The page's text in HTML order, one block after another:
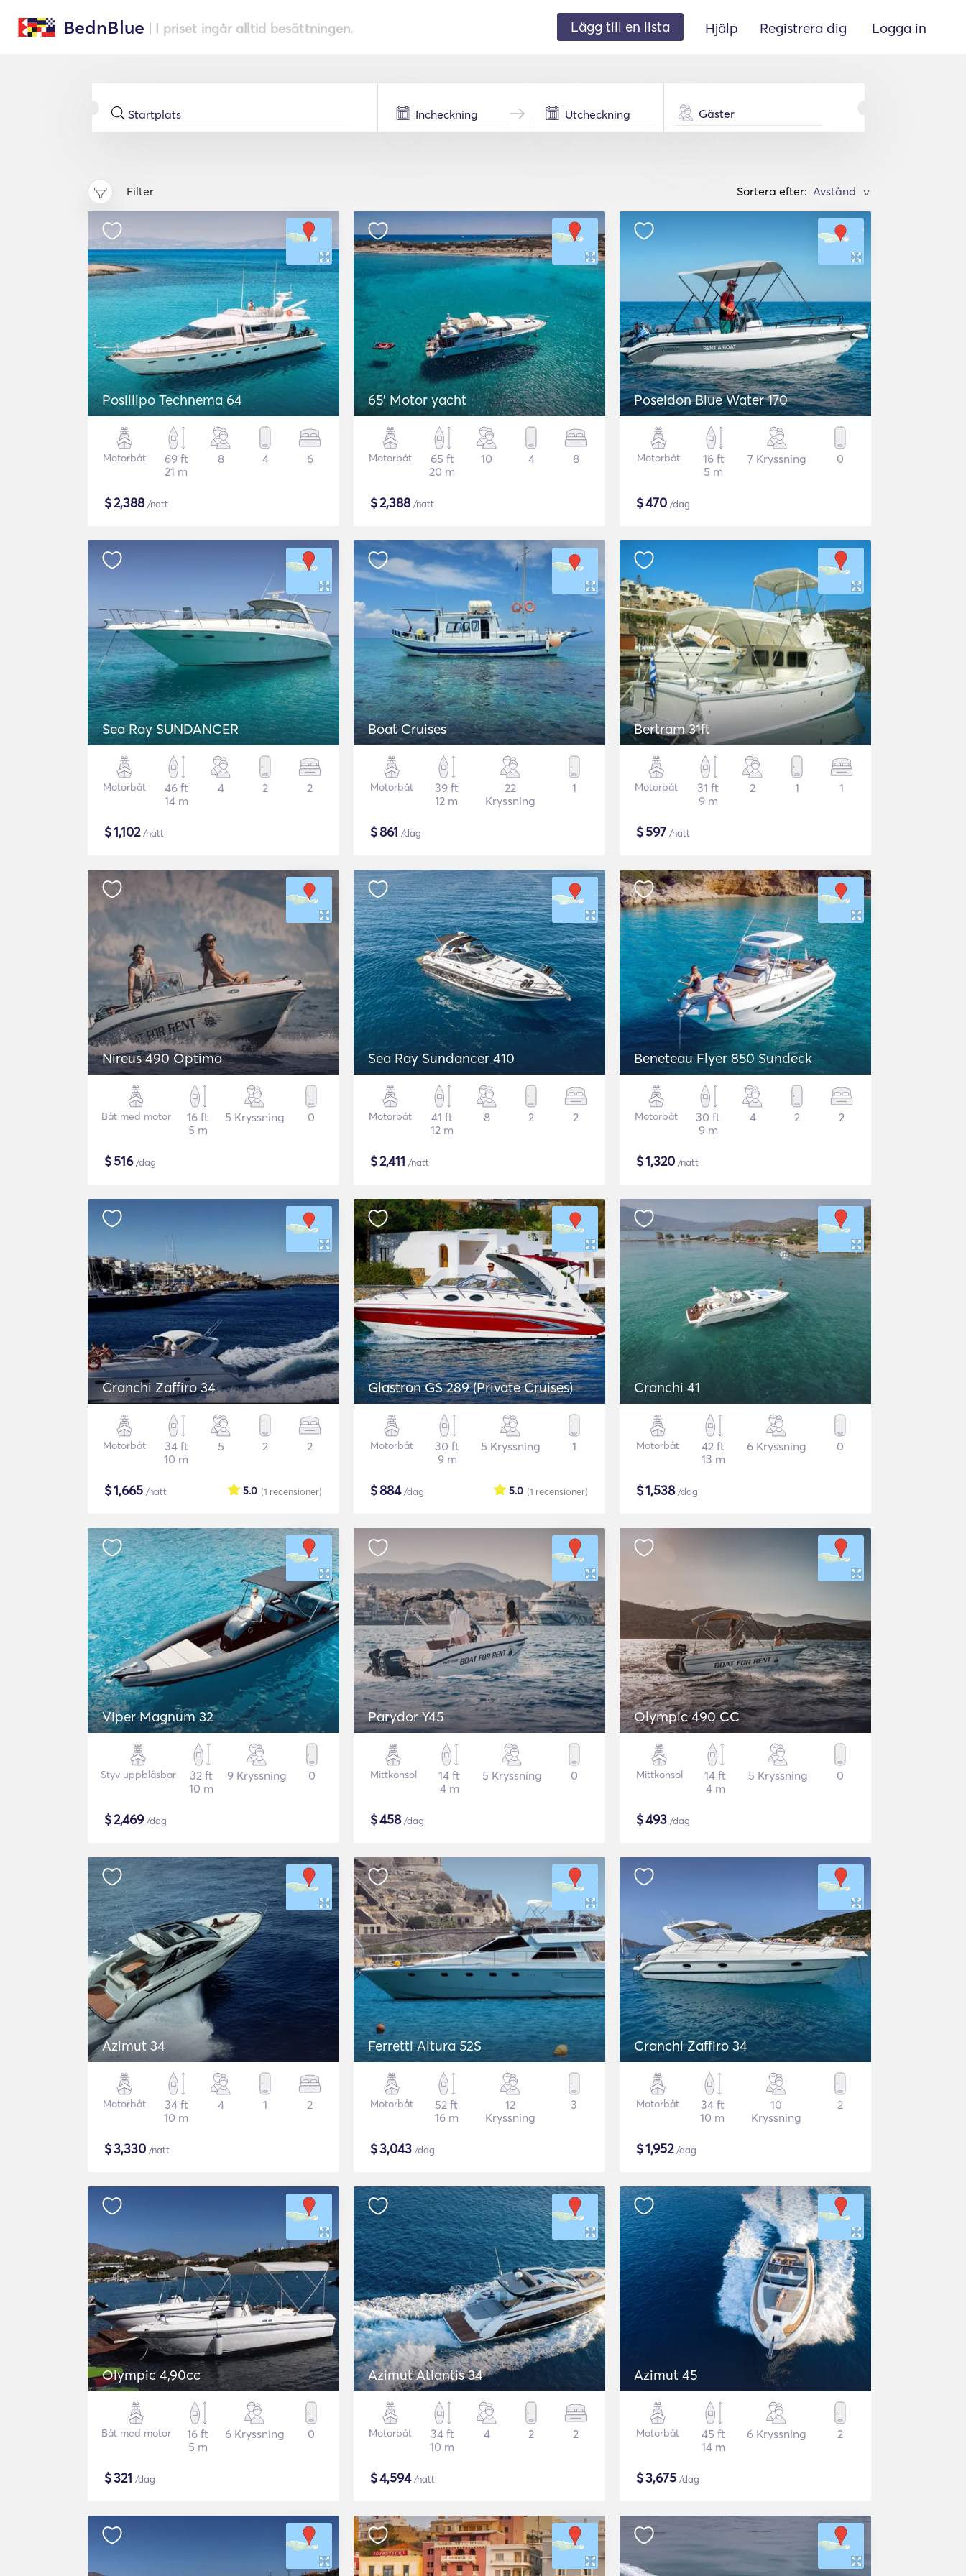
BednBlue | I priset ingår alltid besättningen. Lägg till en lista Hjälp Registrera dig Logga in
Gäster
Filter Sortera efter: >
Posillipo Technema 64
Motorbåt
69 ft
21 m
8 4 6
$2,388/natt
65' Motor yacht
Motorbåt
65 ft
20 m
10 4 8
$2,388/natt
Poseidon Blue Water 170
Motorbåt
16 ft
5 m
7 Kryssning 0
$470 /dag
Sea Ray SUNDANCER
Motorbåt
46 ft
14 m
4 2 2
$1,102/natt
Boat Cruises
Motorbåt
39 ft
12 m
22
Kryssning
1
$861 /dag
Bertram 31ft
Motorbåt
31 ft
9 m
2 1 1
$597 /natt
Nireus 490 Optima
Båt med motor
16 ft
5 m
5 Kryssning 0
$516/dag
Sea Ray Sundancer 410
Motorbåt
41 ft
12 m
8 2 2
$2,411 /natt
Beneteau Flyer 850 Sundeck
Motorbåt
30 ft
9 m
4 2 2
$1,320 /natt
Cranchi Zaffiro 34
Motorbåt
34 ft
10 m
5 2 2
$1,665 /natt (1 recensioner)
5.0
Glastron GS 289 (Private Cruises)
Motorbåt
30 ft
9 m
5 Kryssning 1
$884/dag (1 recensioner)
5.0
Cranchi 41
Motorbåt
42 ft
13 m
6 Kryssning 0
$1,538/dag
Viper Magnum 32
Styv uppblåsbar
32 ft
10 m
9 Kryssning 0
$2,469/dag
Parydor Y45
Mittkonsol
14 ft
4 m
5 Kryssning 0
$458/dag
Olympic 490 CC
Mittkonsol
14 ft
4 m
5 Kryssning 0
$493 /dag
Azimut 34
Motorbåt
34 ft
10 m
4 1 2
$3,330 /natt
Ferretti Altura 52S
Motorbåt
52 ft
16 m
12
Kryssning
3
$3,043 /dag
Cranchi Zaffiro 34
Motorbåt
34 ft
10 m
10
Kryssning
2
$1,952/dag
Olympic 4,90cc
Båt med motor
16 ft
5 m
6 Kryssning 0
$321 /dag
Azimut Atlantis 34
Motorbåt
34 ft
10 m
4 2 2
$4,594/natt
Azimut 45
Motorbåt
45 ft
14 m
6 Kryssning 2
$3,675 /dag